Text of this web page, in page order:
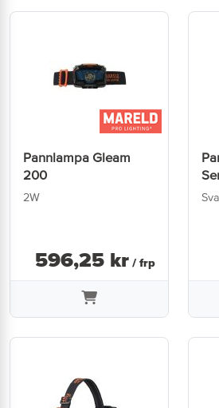
Pannlampa Gleam
200
2W
596,25 kr / frp